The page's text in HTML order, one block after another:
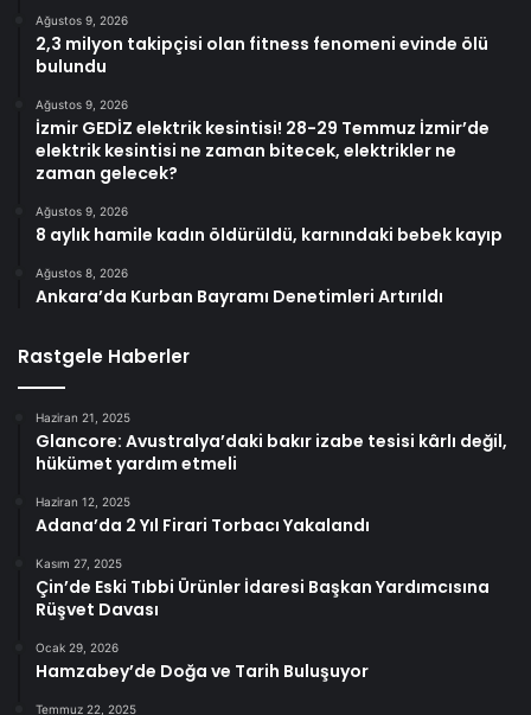
Ağustos 9, 2026
2,3 milyon takipçisi olan fitness fenomeni evinde ölü
bulundu
Ağustos 9, 2026
İzmir GEDİZ elektrik kesintisi! 28-29 Temmuz İzmir’de
elektrik kesintisi ne zaman bitecek, elektrikler ne
zaman gelecek?
Ağustos 9, 2026
8 aylık hamile kadın öldürüldü, karnındaki bebek kayıp
Ağustos 8, 2026
Ankara’da Kurban Bayramı Denetimleri Artırıldı
Rastgele Haberler
Haziran 21, 2025
Glancore: Avustralya’daki bakır izabe tesisi kârlı değil,
hükümet yardım etmeli
Haziran 12, 2025
Adana’da 2 Yıl Firari Torbacı Yakalandı
Kasım 27, 2025
Çin’de Eski Tıbbi Ürünler İdaresi Başkan Yardımcısına
Rüşvet Davası
Ocak 29, 2026
Hamzabey’de Doğa ve Tarih Buluşuyor
Temmuz 22, 2025